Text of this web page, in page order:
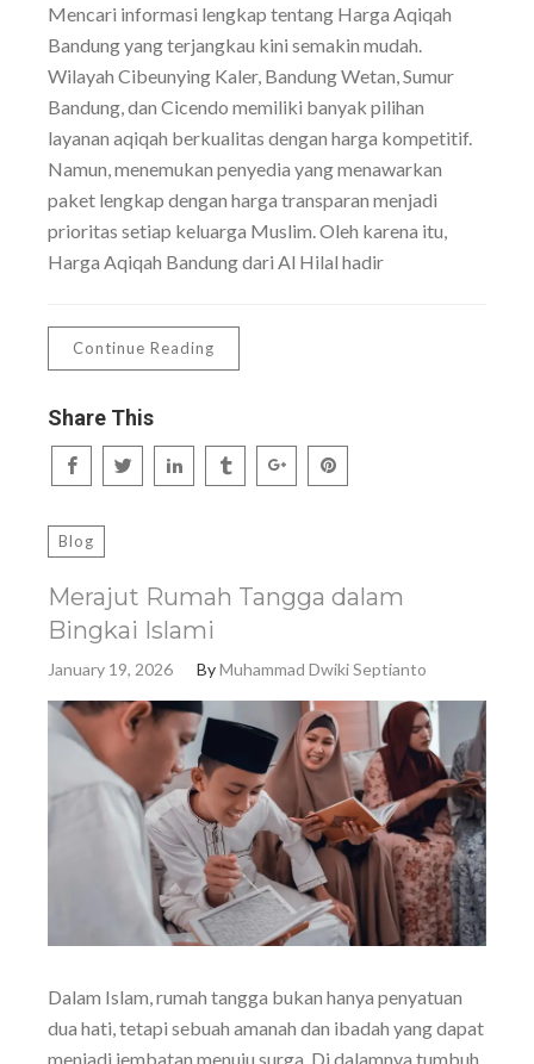
Mencari informasi lengkap tentang Harga Aqiqah
Bandung yang terjangkau kini semakin mudah.
Wilayah Cibeunying Kaler, Bandung Wetan, Sumur
Bandung, dan Cicendo memiliki banyak pilihan
layanan aqiqah berkualitas dengan harga kompetitif.
Namun, menemukan penyedia yang menawarkan
paket lengkap dengan harga transparan menjadi
prioritas setiap keluarga Muslim. Oleh karena itu,
Harga Aqiqah Bandung dari Al Hilal hadir
Continue Reading
Share This
Blog
Merajut Rumah Tangga dalam
Bingkai Islami
January 19, 2026 ByMuhammad Dwiki Septianto
Dalam Islam, rumah tangga bukan hanya penyatuan
dua hati, tetapi sebuah amanah dan ibadah yang dapat
menjadi jembatan menuju surga. Di dalamnya tumbuh